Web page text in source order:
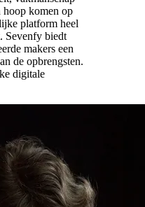
hoop komen op
platform heel
Sevenfy biedt
makers een
de opbrengsten.
digitale